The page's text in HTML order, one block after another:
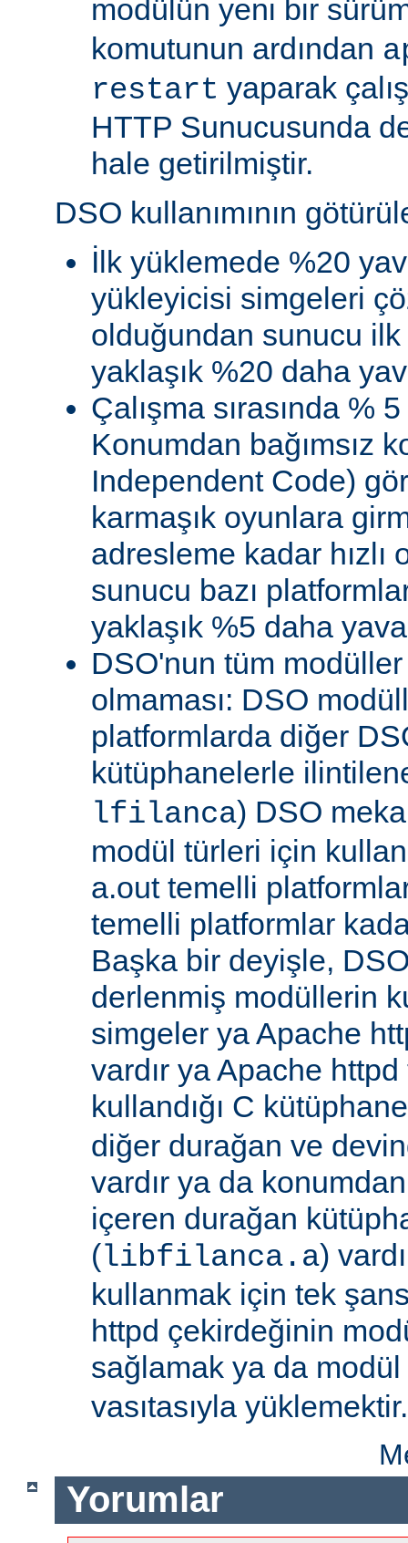
modülün yeni bir
komutunun ardından
restart yaparak
HTTP Sunucusunda
hale getirilmiştir.
DSO kullanımının
İlk yüklemede %20
yükleyicisi simgeleri
olduğundan sunucu ilk
yaklaşık %20 daha
Çalışma sırasında %
Konumdan bağımsız
Independent Code)
karmaşık oyunlara
adresleme kadar hızlı
sunucu bazı
yaklaşık %5 daha
DSO'nun tüm
olmaması: DSO
platformlarda diğer
kütüphanelerle
lfilanca) DSO
modül türleri için
a.out temelli
temelli platformlar
Başka bir deyişle,
derlenmiş modüllerin
simgeler ya Apache
vardır ya Apache
kullandığı C
diğer durağan ve
vardır ya da
içeren durağan
(libfilanca.a)
kullanmak için tek
httpd çekirdeğinin
sağlamak ya da
vasıtasıyla yüklemektir.
Yorumlar